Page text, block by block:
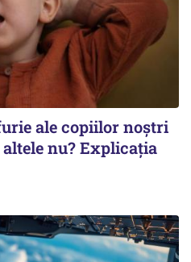
ale copiilor noștri
nu? Explicația